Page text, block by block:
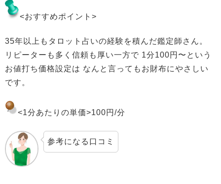
<おすすめポイント>
35年以上もタロット占いの経験を積んだ鑑定師さん。
リピーターも多く信頼も厚い一方で 1分100円〜という
お値打ち価格設定は なんと言ってもお財布にやさしい
です。
<1分あたりの単価>100円/分
参考になる口コミ